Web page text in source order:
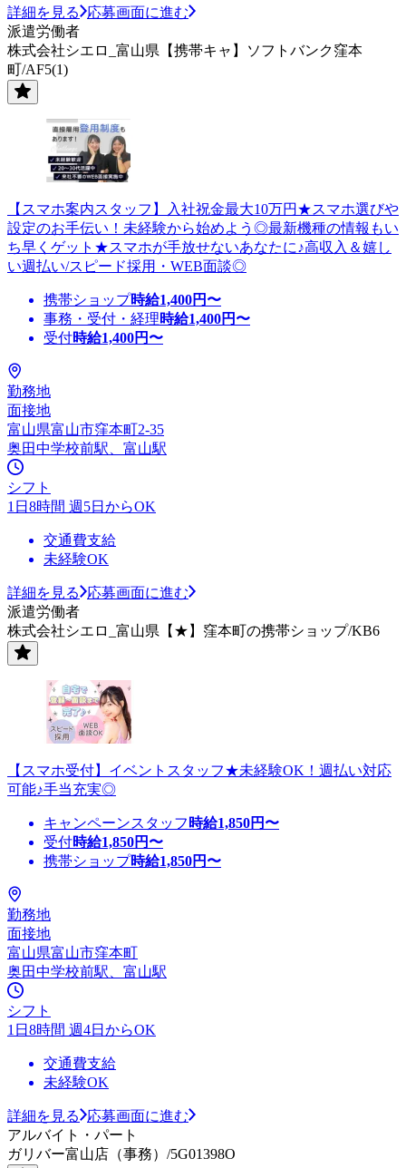
詳細を見る
応募画面に進む
派遣労働者
株式会社シエロ_富山県【携帯キャ】ソフトバンク窪本
町/AF5(1)
【スマホ案内スタッフ】入社祝金最大10万円★スマホ選びや
設定のお手伝い！未経験から始めよう◎最新機種の情報もい
ち早くゲット★スマホが手放せないあなたに♪高収入＆嬉し
い週払い/スピード採用・WEB面談◎
携帯ショップ時給1,400円〜
事務・受付・経理時給1,400円〜
受付時給1,400円〜
勤務地
面接地
富山県富山市窪本町2-35
奥田中学校前駅、富山駅
シフト
1日8時間 週5日からOK
交通費支給
未経験OK
詳細を見る
応募画面に進む
派遣労働者
株式会社シエロ_富山県【★】窪本町の携帯ショップ/KB6
【スマホ受付】イベントスタッフ★未経験OK！週払い対応
可能♪手当充実◎
キャンペーンスタッフ 時給1,850円〜
受付時給1,850円〜
携帯ショップ時給1,850円〜
勤務地
面接地
富山県富山市窪本町
奥田中学校前駅、富山駅
シフト
1日8時間 週4日からOK
交通費支給
未経験OK
詳細を見る
応募画面に進む
アルバイト・パート
ガリバー富山店（事務）/5G01398O